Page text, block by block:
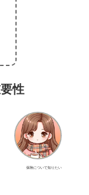
性
保険について知りたい